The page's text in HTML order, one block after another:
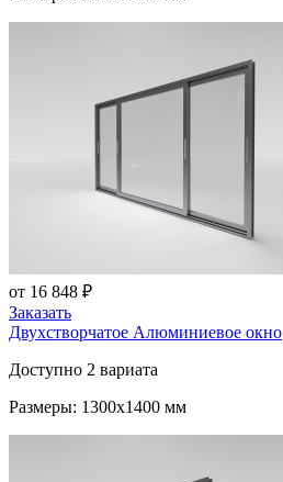
от 16 848 ₽
Заказать
Двухстворчатое Алюминиевое окно
Доступно 2 вариата
Размеры: 1300x1400 мм